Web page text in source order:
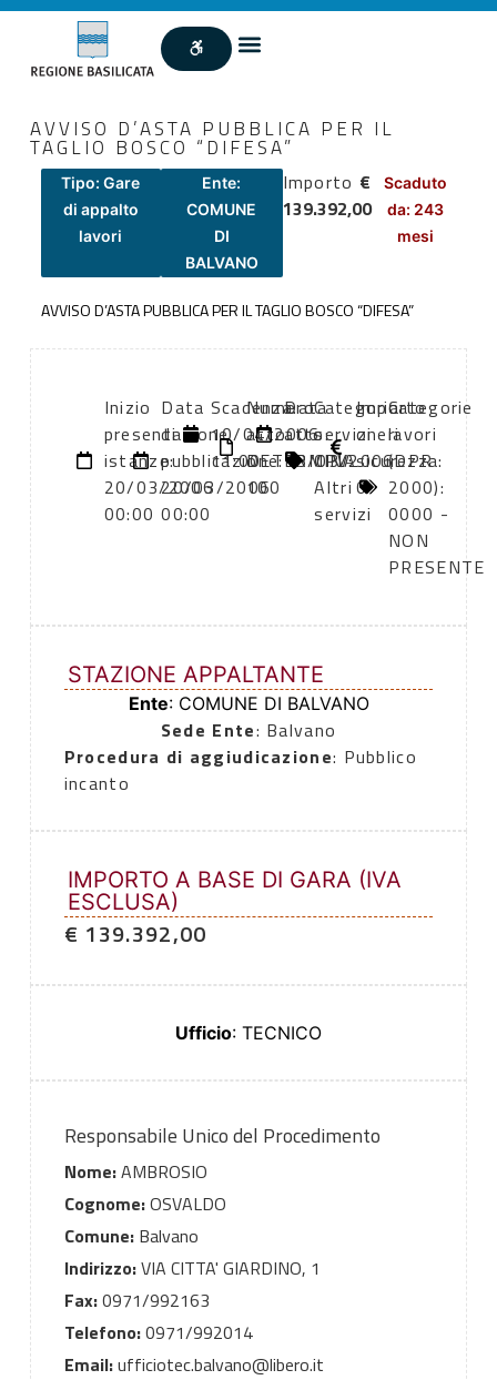
AVVISO D’ASTA PUBBLICA PER IL
TAGLIO BOSCO “DIFESA”
Tipo: Gare
di appalto
lavori
Ente:
COMUNE
DI
BALVANO
Importo €
139.392,00
Scaduto
da: 243
mesi
AVVISO D’ASTA PUBBLICA PER IL TAGLIO BOSCO “DIFESA”
Inizio
presentazione
istanze:
20/03/2006
00:00
Data
di
pubblicazione:
20/03/2006
00:00
Scadenza:
10/04/2006
11:00
Numero
atto:
DETERMINA
100
Data
atto:
13/03/2006
Categoria
servizi
CPV:
Altri
servizi
Importo
oneri
sicurezza:
0
Categorie
lavori
(DPR
2000):
0000 -
NON
PRESENTE
STAZIONE APPALTANTE
Ente: COMUNE DI BALVANO
Sede Ente: Balvano
Procedura di aggiudicazione: Pubblico
incanto
IMPORTO A BASE DI GARA (IVA
ESCLUSA)
€ 139.392,00
Ufficio: TECNICO
Responsabile Unico del Procedimento
Nome:AMBROSIO
Cognome:OSVALDO
Comune:Balvano
Indirizzo:VIA CITTA' GIARDINO, 1
Fax:0971/992163
Telefono:0971/992014
Email:ufficiotec.balvano@libero.it